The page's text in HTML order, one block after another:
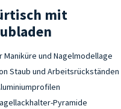
mit
und Nagelmodellage
Staub und Arbeitsrückständen
Pyramide